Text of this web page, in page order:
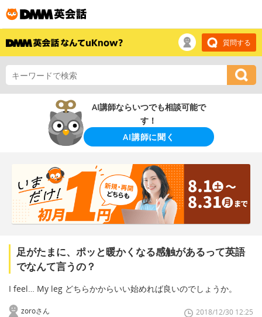
質問する
AI講師ならいつでも相談可能で
す！
AI講師に聞く
足がたまに、ポッと暖かくなる感触があるって英語
でなんて言うの？
I feel… My leg どちらかからいい始めれば良いのでしょうか。
zoroさん 2018/12/30 12:25